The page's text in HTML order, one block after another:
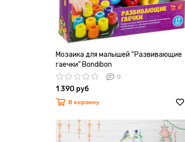
Мозаика для малышей “Развивающие
гаечки” Bondibon
0
1 390 руб
В корзину